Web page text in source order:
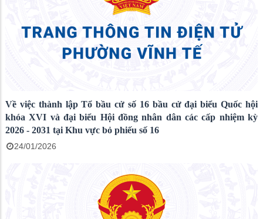
Về việc thành lập Tổ bầu cử số 16 bầu cử đại biểu Quốc hội
khóa XVI và đại biểu Hội đồng nhân dân các cấp nhiệm kỳ
2026 - 2031 tại Khu vực bỏ phiếu số 16
24/01/2026